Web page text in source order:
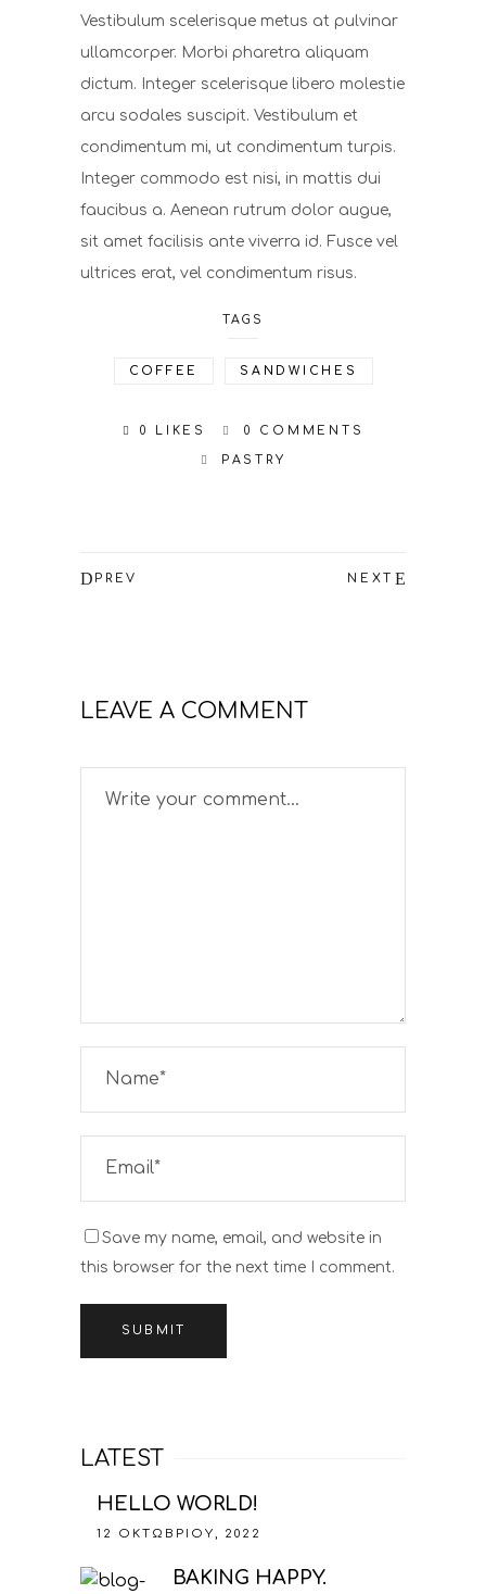
Vestibulum scelerisque metus at pulvinar
ullamcorper. Morbi pharetra aliquam
dictum. Integer scelerisque libero molestie
arcu sodales suscipit. Vestibulum et
condimentum mi, ut condimentum turpis.
Integer commodo est nisi, in mattis dui
faucibus a. Aenean rutrum dolor augue,
sit amet facilisis ante viverra id. Fusce vel
ultrices erat, vel condimentum risus.
TAGS
COFFEE SANDWICHES
0 LIKES 0 COMMENTS
PASTRY
PREV NEXT
LEAVE A COMMENT
Save my name, email, and website in
this browser for the next time I comment.
SUBMIT
LATEST
HELLO WORLD!
12 ΟΚΤΩΒΡΊΟΥ, 2022
BAKING HAPPY.